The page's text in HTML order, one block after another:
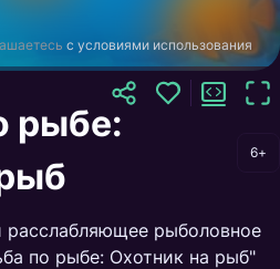
с условиями использования
рыбе:
6+
расслабляющее рыболовное
по рыбе: Охотник на рыб"